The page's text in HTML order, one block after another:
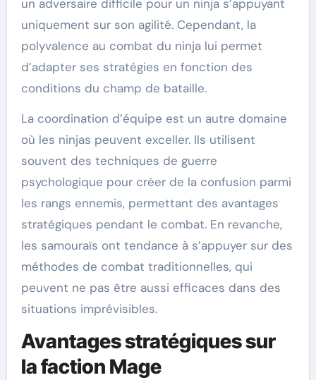
un adversaire difficile pour un ninja s’appuyant
uniquement sur son agilité. Cependant, la
polyvalence au combat du ninja lui permet
d’adapter ses stratégies en fonction des
conditions du champ de bataille.
La coordination d’équipe est un autre domaine
où les ninjas peuvent exceller. Ils utilisent
souvent des techniques de guerre
psychologique pour créer de la confusion parmi
les rangs ennemis, permettant des avantages
stratégiques pendant le combat. En revanche,
les samouraïs ont tendance à s’appuyer sur des
méthodes de combat traditionnelles, qui
peuvent ne pas être aussi efficaces dans des
situations imprévisibles.
Avantages stratégiques sur
la faction Mage